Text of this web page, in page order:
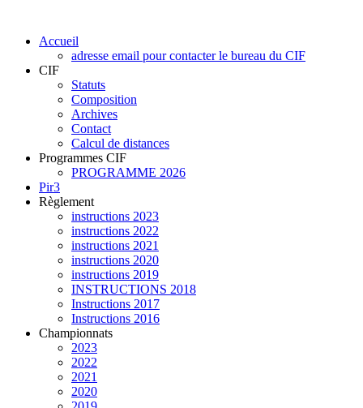
Accueil
adresse email pour contacter le bureau du CIF
CIF
Statuts
Composition
Archives
Contact
Calcul de distances
Programmes CIF
PROGRAMME 2026
Pir3
Règlement
instructions 2023
instructions 2022
instructions 2021
instructions 2020
instructions 2019
INSTRUCTIONS 2018
Instructions 2017
Instructions 2016
Championnats
2023
2022
2021
2020